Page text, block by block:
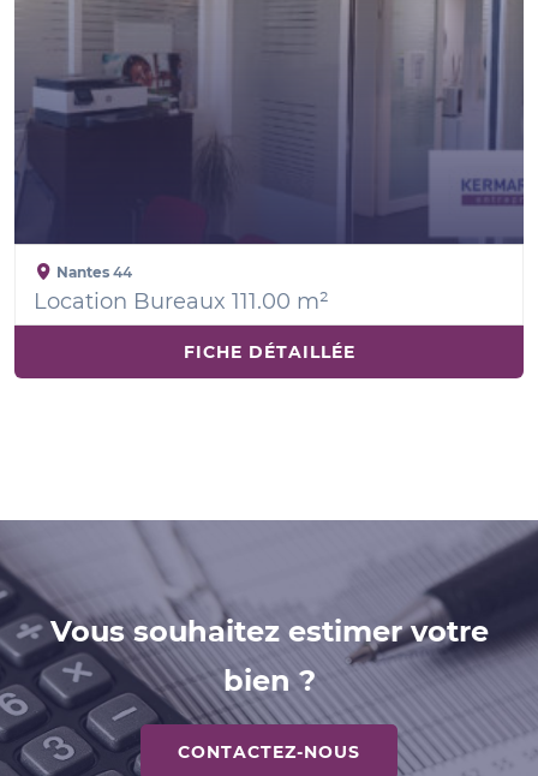
Nantes 44
Location Bureaux 111.00 m²
FICHE DÉTAILLÉE
Vous souhaitez estimer votre
bien ?
CONTACTEZ-NOUS